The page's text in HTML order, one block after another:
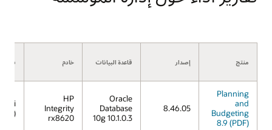
منتج إصدار قاعدة البيانات خادم نظام
Planning
and
Budgeting
8.9 (PDF)
8.46.05
Oracle
Database
10g 10.1.0.3
HP
Integrity
rx8620
11i